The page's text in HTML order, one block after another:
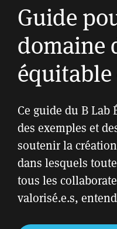
Guide
domaine
Ce guide du B Lab
des exemples et
soutenir la
dans lesquels
tous les
valorisé.e.s,